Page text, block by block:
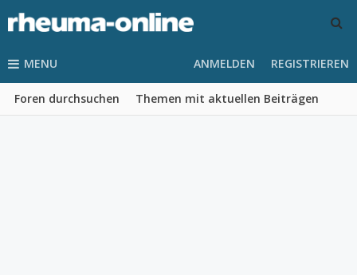
MENU
Foren durchsuchen Themen mit aktuellen Beiträgen
ANMELDEN REGISTRIEREN